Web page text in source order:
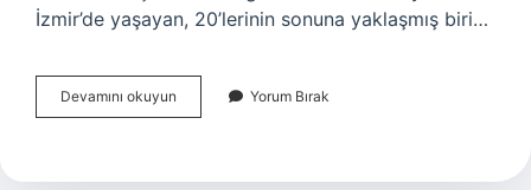
İzmir’de yaşayan, 20’lerinin sonuna yaklaşmış biri…
Devamını okuyun
çocuk
?
Yorum Bırak